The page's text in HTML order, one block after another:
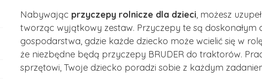
Nabywając przyczepy rolnicze dla dzieci, możesz
tworząc wyjątkowy zestaw. Przyczepy te są
gospodarstwa, gdzie każde dziecko może wcielić się w
że niezbędne będą przyczepy BRUDER do traktorów.
sprzętowi, Twoje dziecko poradzi sobie z każdym